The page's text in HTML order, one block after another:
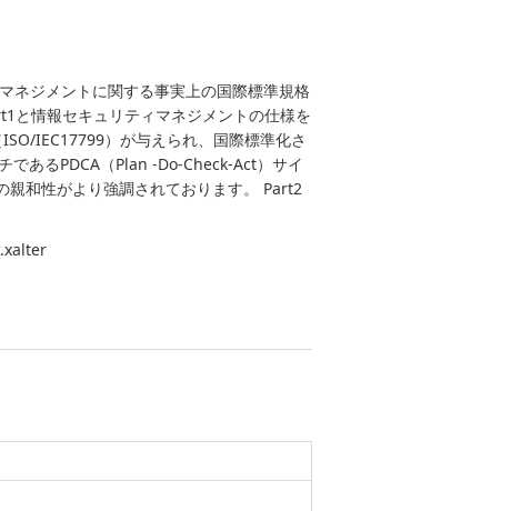
ネジメントに関する事実上の国際標準規格
と情報セキュリティマネジメントの仕様を
IEC17799）が与えられ、国際標準化さ
であるPDCA（Plan -Do-Check-Act）サイ
親和性がより強調されております。 Part2